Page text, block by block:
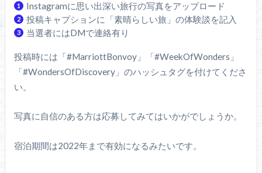
Instagramに思い出深い旅行の写真をアップロード
投稿キャプションに「素晴らしい旅」の体験談を記入
当選者にはDMで連絡有り
投稿時には「#MarriottBonvoy」「#WeekOfWonders」
「#WondersOfDiscovery」のハッシュタグを付けてくださ
い。
写真に自信のある方は応募してみてはいかがでしょうか。
宿泊期間は2022年まで有効になるみたいです。